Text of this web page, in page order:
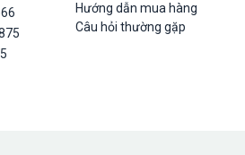
Hướng dẫn mua hàng
Câu hỏi thường gặp